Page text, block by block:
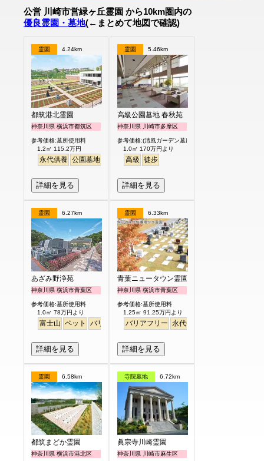
公営 川崎市営緑ヶ丘霊園 から10km圏内の
優良霊園・墓地(←まとめて地図で確認)
霊園 4.24km
都筑港北霊園
神奈川県 横浜市都筑区
参考価格:墓所使用料
1.2㎡ 115.2万円
永代供養 公園墓地 駅から徒歩
詳細を見る
霊園 5.46km
高級公園墓地 春秋苑
神奈川県 川崎市多摩区
参考価格:(清風ガーデン墓所)
1.0㎡ 170万円より
高級 徒歩
詳細を見る
霊園 6.27km
あざみ野浄苑
神奈川県 横浜市青葉区
参考価格:墓所使用料
1.0㎡ 78万円より
富士山 ペット バリアフリー 明るい
詳細を見る
霊園 6.33km
青葉ニュータウン霊園
神奈川県 横浜市青葉区
参考価格:墓所使用料
1.25㎡ 91.25万円より
バリアフリー 永代供養
詳細を見る
霊園 6.58km
都筑まどか霊園
神奈川県 横浜市港北区
寺院墓地 6.72km
眞宗寺川崎霊園
神奈川県 川崎市麻生区